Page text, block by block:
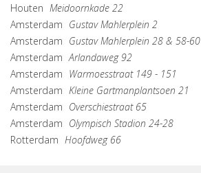
Houten Meidoornkade 22
Amsterdam Gustav Mahlerplein 2
Amsterdam Gustav Mahlerplein 28 & 58-60
Amsterdam Arlandaweg 92
Amsterdam Warmoesstraat 149 - 151
Amsterdam Kleine Gartmanplantsoen 21
Amsterdam Overschiestraat 65
Amsterdam Olympisch Stadion 24-28
Rotterdam Hoofdweg 66